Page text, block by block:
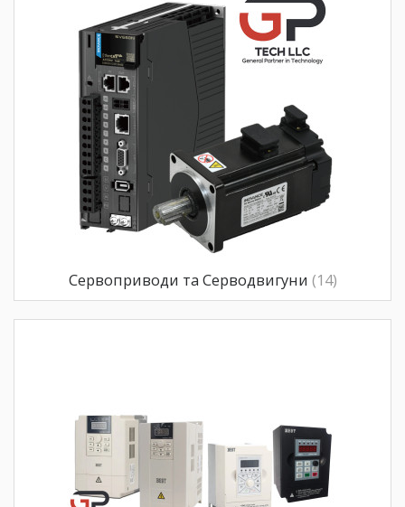
Сервоприводи та Серводвигуни (14)